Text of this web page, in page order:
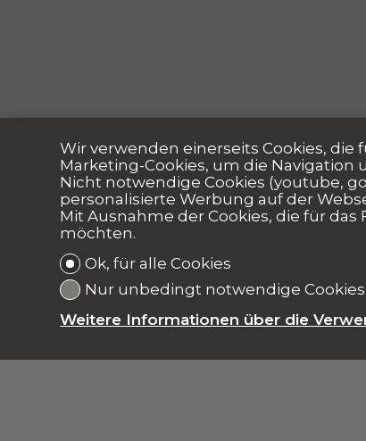
Wir verwenden einerseits Cookies,
Marketing-Cookies, um die Navigation
Nicht notwendige Cookies (youtube,
personalisierte Werbung auf der
Mit Ausnahme der Cookies, die für
möchten.
Ok, für alle Cookies
Nur unbedingt notwendige Cookies
Weitere Informationen über die